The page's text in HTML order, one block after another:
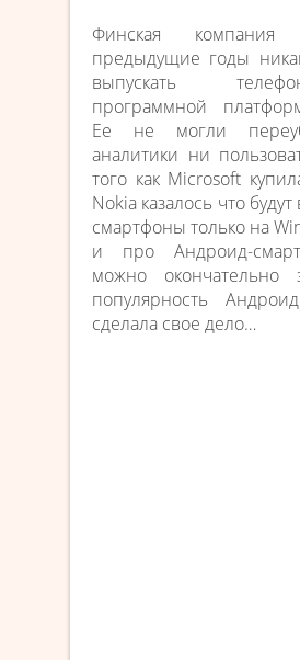
Финская
предыдущие годы
выпускать
программной
Ее не могли
аналитики ни
того как Microsoft
Nokia казалось что будут
смартфоны только на
и про Андроид-
можно окончательно
популярность
сделала свое дело…